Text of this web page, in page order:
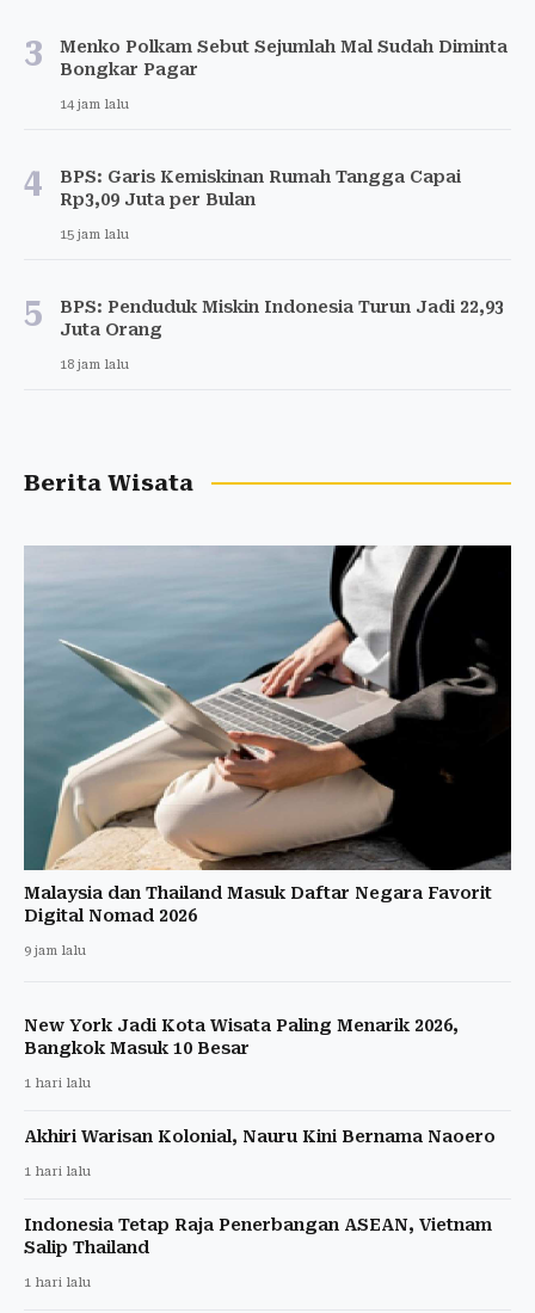
3
Menko Polkam Sebut Sejumlah Mal Sudah Diminta
Bongkar Pagar
14 jam lalu
4
BPS: Garis Kemiskinan Rumah Tangga Capai
Rp3,09 Juta per Bulan
15 jam lalu
5
BPS: Penduduk Miskin Indonesia Turun Jadi 22,93
Juta Orang
18 jam lalu
Berita Wisata
Malaysia dan Thailand Masuk Daftar Negara Favorit
Digital Nomad 2026
9 jam lalu
New York Jadi Kota Wisata Paling Menarik 2026,
Bangkok Masuk 10 Besar
1 hari lalu
Akhiri Warisan Kolonial, Nauru Kini Bernama Naoero
1 hari lalu
Indonesia Tetap Raja Penerbangan ASEAN, Vietnam
Salip Thailand
1 hari lalu